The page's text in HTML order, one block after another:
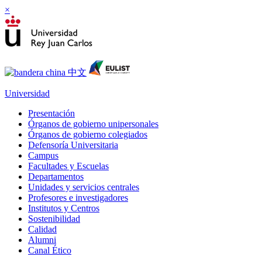
×
Universidad
Presentación
Órganos de gobierno unipersonales
Órganos de gobierno colegiados
Defensoría Universitaria
Campus
Facultades y Escuelas
Departamentos
Unidades y servicios centrales
Profesores e investigadores
Institutos y Centros
Sostenibilidad
Calidad
Alumni
Canal Ético